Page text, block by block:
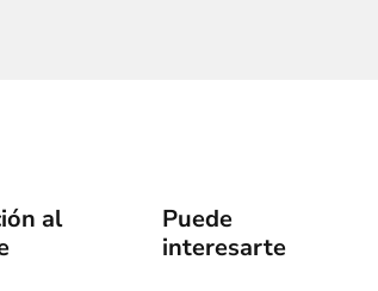
al
Puede
interesarte